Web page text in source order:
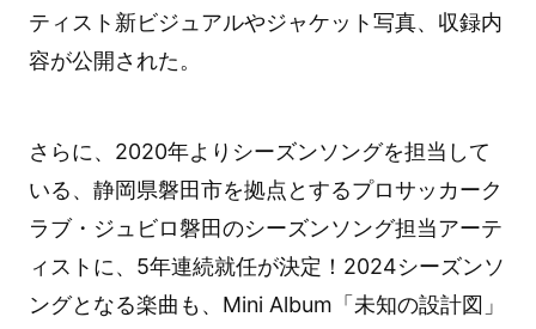
ティスト新ビジュアルやジャケット写真、収録内
容が公開された。
さらに、2020年よりシーズンソングを担当して
いる、静岡県磐田市を拠点とするプロサッカーク
ラブ・ジュビロ磐田のシーズンソング担当アーテ
ィストに、5年連続就任が決定！2024シーズンソ
ングとなる楽曲も、Mini Album「未知の設計図」